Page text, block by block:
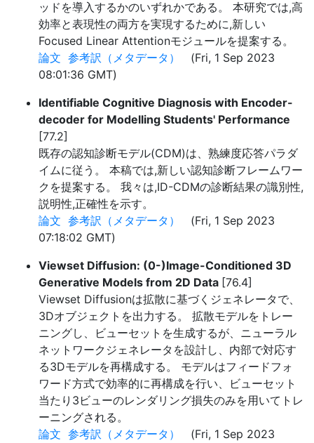
ッドを導入するかのいずれかである。 本研究では,高
効率と表現性の両方を実現するために,新しい
Focused Linear Attentionモジュールを提案する。
論文 参考訳（メタデータ）
(Fri, 1 Sep 2023
08:01:36 GMT)
Identifiable Cognitive Diagnosis with Encoder-
decoder for Modelling Students' Performance
[77.2]
既存の認知診断モデル(CDM)は、熟練度応答パラダ
イムに従う。 本稿では,新しい認知診断フレームワー
クを提案する。 我々は,ID-CDMの診断結果の識別性,
説明性,正確性を示す。
論文 参考訳（メタデータ）
(Fri, 1 Sep 2023
07:18:02 GMT)
Viewset Diffusion: (0-)Image-Conditioned 3D
Generative Models from 2D Data [76.4]
Viewset Diffusionは拡散に基づくジェネレータで、
3Dオブジェクトを出力する。 拡散モデルをトレー
ニングし、ビューセットを生成するが、ニューラル
ネットワークジェネレータを設計し、内部で対応す
る3Dモデルを再構成する。 モデルはフィードフォ
ワード方式で効率的に再構成を行い、ビューセット
当たり3ビューのレンダリング損失のみを用いてトレ
ーニングされる。
論文 参考訳（メタデータ）
(Fri, 1 Sep 2023